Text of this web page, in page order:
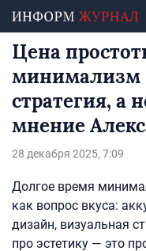
Цена
минимализм
стратегия, а
мнение
28 декабря 2025, 7:09
Долгое время
как вопрос вкуса:
дизайн, визуальная
про эстетику — это